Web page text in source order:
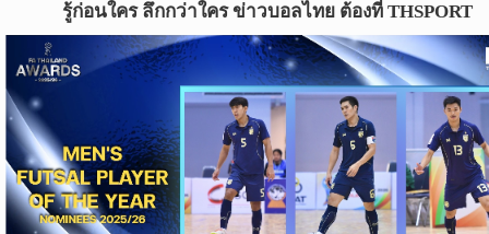
รู้ก่อนใคร ลึกกว่าใคร ข่าวบอลไทย ต้องที่ THSPORT
บอล
ไทย
ข่าว
ฟุตบอล
ต่าง
ประเทศ